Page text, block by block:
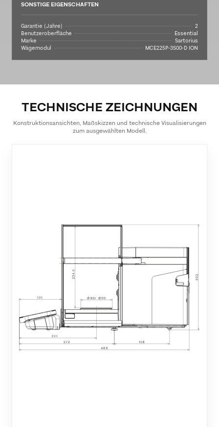
SONSTIGE EIGENSCHAFTEN
Garantie (Jahre)
2
Benutzeroberfläche
Essential
Marke
Sartorius
Wägemodul
MCE225P-3S00-D ION
TECHNISCHE ZEICHNUNGEN
Konstruktionsansichten, Maßskizzen und technische Visualisierungen
zum ausgewählten Modell.